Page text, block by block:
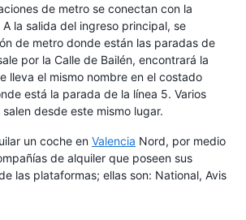
de metro se conectan con la
la salida del ingreso principal, se
de metro donde están las paradas de
por la Calle de Bailén, encontrará la
lleva el mismo nombre en el costado
está la parada de la línea 5. Varios
desde este mismo lugar.
un coche en Valencia Nord, por medio
de alquiler que poseen sus
las plataformas; ellas son: National, Avis